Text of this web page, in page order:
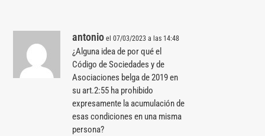
antonio el 07/03/2023 a las 14:48
¿Alguna idea de por qué el
Código de Sociedades y de
Asociaciones belga de 2019 en
su art.2:55 ha prohibido
expresamente la acumulación de
esas condiciones en una misma
persona?